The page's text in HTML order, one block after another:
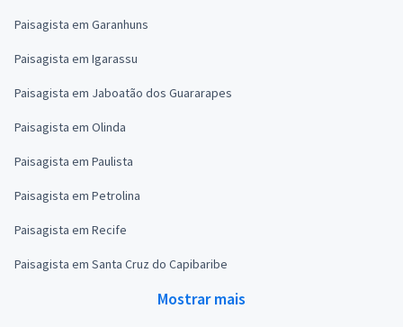
Paisagista em Garanhuns
Paisagista em Igarassu
Paisagista em Jaboatão dos Guararapes
Paisagista em Olinda
Paisagista em Paulista
Paisagista em Petrolina
Paisagista em Recife
Paisagista em Santa Cruz do Capibaribe
Mostrar mais